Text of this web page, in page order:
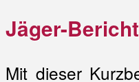
Jäger-Bericht
Mit dieser